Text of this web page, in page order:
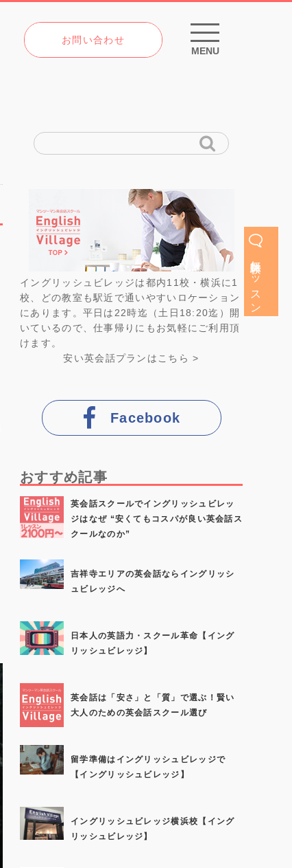
無料体験レッスン
お問い合わせ
MENU
イングリッシュビレッジは都内11校・横浜に1
校、どの教室も駅近で通いやすいロケーション
にあります。平日は22時迄（土日18:20迄）開
いているので、仕事帰りにもお気軽にご利用頂
けます。
安い英会話プラン はこちら >
Facebook
おすすめ記事
英会話スクールでイングリッシュビレッ
ジはなぜ “安くてもコスパが良い英会話ス
クールなのか”
吉祥寺エリアの英会話ならイングリッシ
ュビレッジへ
日本人の英語力・スクール革命【イング
リッシュビレッジ】
英会話は「安さ」と「質」で選ぶ！賢い
大人のための英会話スクール選び
留学準備はイングリッシュビレッジで
【イングリッシュビレッジ】
イングリッシュビレッジ横浜校【イング
リッシュビレッジ】